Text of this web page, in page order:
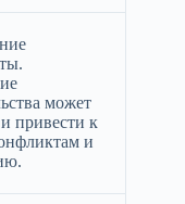
может
и привести к
и